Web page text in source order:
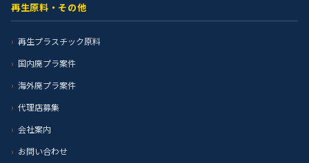
再生原料・その他
再生プラスチック原料
国内廃プラ案件
海外廃プラ案件
代理店募集
会社案内
お問い合わせ